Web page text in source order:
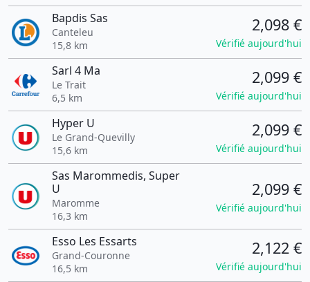
Bapdis Sas
Canteleu
15,8 km
2,098 €
Vérifié aujourd'hui
Sarl 4 Ma
Le Trait
6,5 km
2,099 €
Vérifié aujourd'hui
Hyper U
Le Grand-Quevilly
15,6 km
2,099 €
Vérifié aujourd'hui
Sas Marommedis, Super
U
Maromme
16,3 km
2,099 €
Vérifié aujourd'hui
Esso Les Essarts
Grand-Couronne
16,5 km
2,122 €
Vérifié aujourd'hui